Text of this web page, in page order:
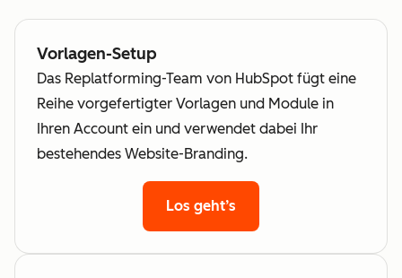
Vorlagen-Setup
Das Replatforming-Team von HubSpot fügt eine
Reihe vorgefertigter Vorlagen und Module in
Ihren Account ein und verwendet dabei Ihr
bestehendes Website-Branding.
Los geht’s